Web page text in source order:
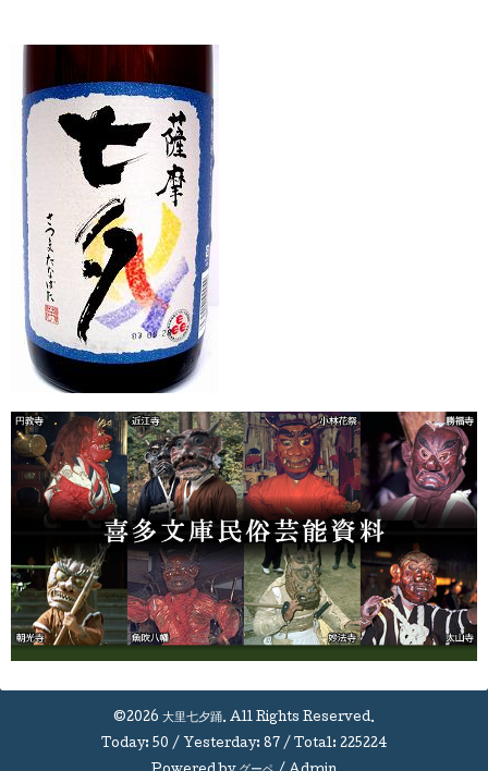
©2026 大里七夕踊. All Rights Reserved.
Today: 50 / Yesterday: 87 / Total: 225224